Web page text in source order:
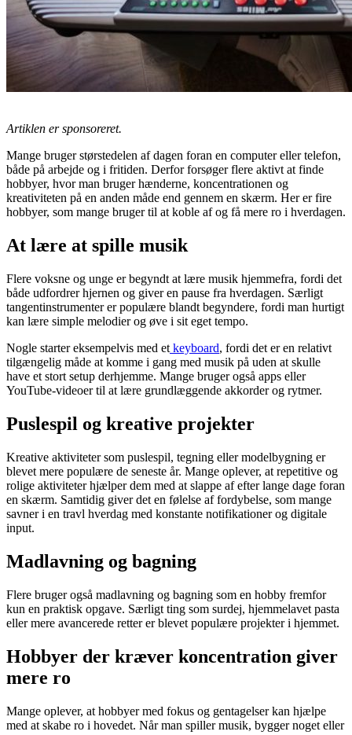
Artiklen er sponsoreret.
Mange bruger størstedelen af dagen foran en computer eller telefon,
både på arbejde og i fritiden. Derfor forsøger flere aktivt at finde
hobbyer, hvor man bruger hænderne, koncentrationen og
kreativiteten på en anden måde end gennem en skærm. Her er fire
hobbyer, som mange bruger til at koble af og få mere ro i hverdagen.
At lære at spille musik
Flere voksne og unge er begyndt at lære musik hjemmefra, fordi det
både udfordrer hjernen og giver en pause fra hverdagen. Særligt
tangentinstrumenter er populære blandt begyndere, fordi man hurtigt
kan lære simple melodier og øve i sit eget tempo.
Nogle starter eksempelvis med et keyboard, fordi det er en relativt
tilgængelig måde at komme i gang med musik på uden at skulle
have et stort setup derhjemme. Mange bruger også apps eller
YouTube-videoer til at lære grundlæggende akkorder og rytmer.
Puslespil og kreative projekter
Kreative aktiviteter som puslespil, tegning eller modelbygning er
blevet mere populære de seneste år. Mange oplever, at repetitive og
rolige aktiviteter hjælper dem med at slappe af efter lange dage foran
en skærm. Samtidig giver det en følelse af fordybelse, som mange
savner i en travl hverdag med konstante notifikationer og digitale
input.
Madlavning og bagning
Flere bruger også madlavning og bagning som en hobby fremfor
kun en praktisk opgave. Særligt ting som surdej, hjemmelavet pasta
eller mere avancerede retter er blevet populære projekter i hjemmet.
Hobbyer der kræver koncentration giver
mere ro
Mange oplever, at hobbyer med fokus og gentagelser kan hjælpe
med at skabe ro i hovedet. Når man spiller musik, bygger noget eller